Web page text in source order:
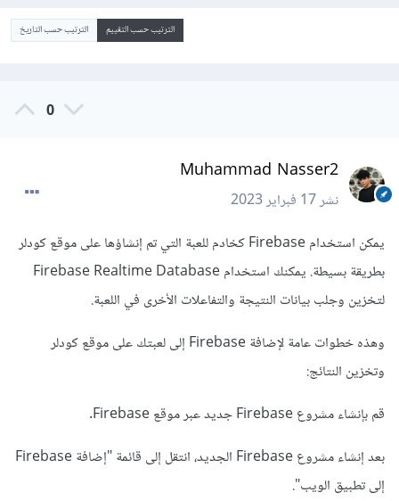
الترتيب حسب التقييم الترتيب حسب التاريخ
0
Muhammad Nasser2
نشر17 فبراير 2023
يمكن استخدام Firebase كخادم للعبة التي تم إنشاؤها على موقع كودلر
بطريقة بسيطة. يمكنك استخدام Firebase Realtime Database
لتخزين وجلب بيانات النتيجة والتفاعلات الأخرى في اللعبة.
وهذه خطوات عامة لإضافة Firebase إلى لعبتك على موقع كودلر
وتخزين النتائج:
قم بإنشاء مشروع Firebase جديد عبر موقع Firebase.
بعد إنشاء مشروع Firebase الجديد، انتقل إلى قائمة "إضافة Firebase
إلى تطبيق الويب".